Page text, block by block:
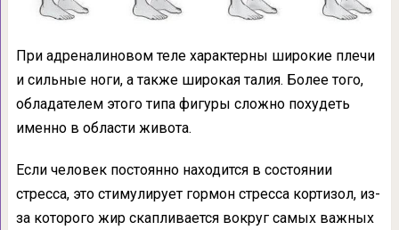
При адреналиновом теле характерны широкие плечи
и сильные ноги, а также широкая талия. Более того,
обладателем этого типа фигуры сложно похудеть
именно в области живота.
Если человек постоянно находится в состоянии
стресса, это стимулирует гормон стресса кортизол, из-
за которого жир скапливается вокруг самых важных